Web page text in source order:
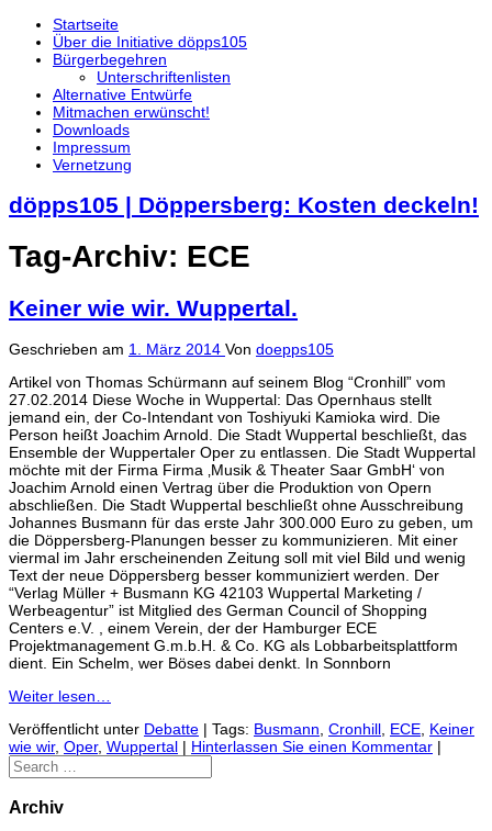
Startseite
Über die Initiative döpps105
Bürgerbegehren
Unterschriftenlisten
Alternative Entwürfe
Mitmachen erwünscht!
Downloads
Impressum
Vernetzung
döpps105 | Döppersberg: Kosten deckeln!
Tag-Archiv: ECE
Keiner wie wir. Wuppertal.
Geschrieben am 1. März 2014 Von doepps105
Artikel von Thomas Schürmann auf seinem Blog “Cronhill” vom
27.02.2014 Diese Woche in Wuppertal: Das Opernhaus stellt
jemand ein, der Co-Intendant von Toshiyuki Kamioka wird. Die
Person heißt Joachim Arnold. Die Stadt Wuppertal beschließt, das
Ensemble der Wuppertaler Oper zu entlassen. Die Stadt Wuppertal
möchte mit der Firma Firma ‚Musik & Theater Saar GmbH‘ von
Joachim Arnold einen Vertrag über die Produktion von Opern
abschließen. Die Stadt Wuppertal beschließt ohne Ausschreibung
Johannes Busmann für das erste Jahr 300.000 Euro zu geben, um
die Döppersberg-Planungen besser zu kommunizieren. Mit einer
viermal im Jahr erscheinenden Zeitung soll mit viel Bild und wenig
Text der neue Döppersberg besser kommuniziert werden. Der
“Verlag Müller + Busmann KG 42103 Wuppertal Marketing /
Werbeagentur” ist Mitglied des German Council of Shopping
Centers e.V. , einem Verein, der der Hamburger ECE
Projektmanagement G.m.b.H. & Co. KG als Lobbarbeitsplattform
dient. Ein Schelm, wer Böses dabei denkt. In Sonnborn
Weiter lesen…
Veröffentlicht unter Debatte | Tags: Busmann, Cronhill, ECE, Keiner
wie wir, Oper, Wuppertal | Hinterlassen Sie einen Kommentar |
Archiv